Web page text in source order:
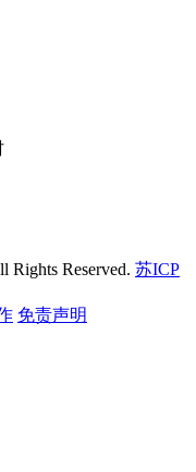
Reserved. 苏ICP
免责声明